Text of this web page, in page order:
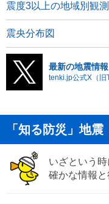
震度3以上の地域別観
震央分布図
最新の地震情
tenki.jp公式X（旧
「知る防災」地震
いざという
確かな情報